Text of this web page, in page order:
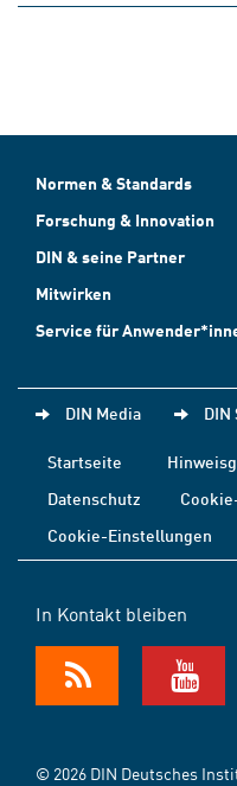
Normen & Standards
Forschung & Innovation
DIN & seine Partner
Mitwirken
Service für
DIN Media
Startseite
Datenschutz
Cookie-Einstellungen
In Kontakt bleiben
© 2026 DIN Deutsches